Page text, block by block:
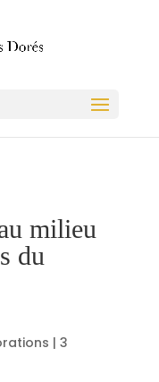
milieu
du
| 3